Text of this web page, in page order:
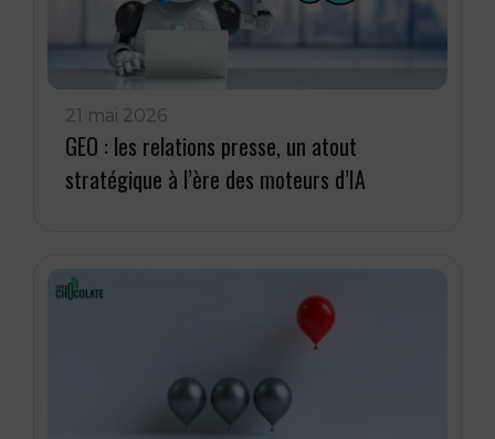
21 mai 2026
GEO : les relations presse, un atout
stratégique à l’ère des moteurs d’IA